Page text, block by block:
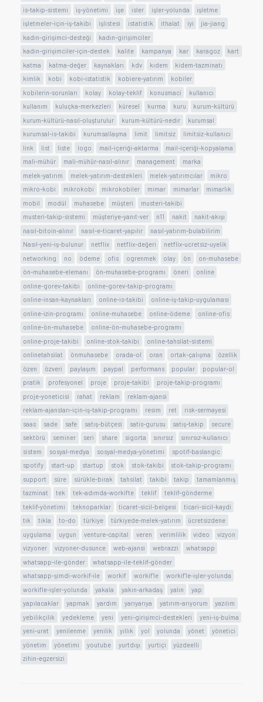
is-takip-sistemi
iş-yönetimi işe isler işler-yolunda
işletme
işletmeler-için-iş-takibi
işlistesi istatistik ithalat iyi
jia-jiang
kadın-girişimci-desteği
kadın-girişimciler
kadın-girişimciler-için-destek
kalite kampanya kar karagoz
kart
katma
katma-değer kaynakları kdv kıdem
kidem-tazminatı
kimlik
kobi kobi-istatistik kobiere-yatırım
kobiler
kobilerin-sorunları
kolay kolay-teklif konusmaci
kullanıcı
kullanım
kuluçka-merkezleri küresel kurma kuru
kurum-kültürü
kurum-kültürü-nasıl-oluşturulur
kurum-kültürü-nedir
kurumsal
kurumsal-is-takibi
kurumsallaşma limit limitsiz
limitsiz-kullanıcı
link
list liste logo mail-içeriği-aktarma
mail-içeriği-kopyalama
mali-mühür
mali-mühür-nasıl-alınır management
marka
melek-yatırım
melek-yatırım-destekleri melek-yatırımcılar
mikro
mikro-kobi
mikrokobi mikrokobiler mimar mimarlar
mimarlık
mobil
modül muhasebe müşteri
musteri-takibi
musteri-takip-sistemi
müşteriye-yanıt-ver n11 nakit
nakit-akışı
nasıl-bitoin-alınır
nasıl-e-ticaret-yapılır
nasıl-yatırım-bulabilirim
Nasıl-yeni-iş-bulunur
netflix netflix-değeri
netflix-ucretsiz-uyelik
networking
no ödeme ofis ogrenmek olay ön
on-muhasebe
ön-muhasebe-elemanı
ön-muhasebe-programı öneri
online
online-gorev-takibi
online-gorev-takip-programı
online-insan-kaynakları
online-is-takibi
online-iş-takip-uygulaması
online-izin-programı
online-muhasebe online-ödeme
online-ofis
online-ön-muhasebe
online-ön-muhasebe-programı
online-proje-takibi
online-stok-takibi
online-tahsilat-sistemi
onlinetahsilat
önmuhasebe orada-ol oran ortak-çalışma
özellik
özen
özveri paylaşım paypal performans popular
popular-ol
pratik
profesyonel proje proje-takibi
proje-takip-programı
proje-yoneticisi
rahat reklam
reklam-ajansi
reklam-ajansları-için-iş-takip-programı
resim ret
risk-sermayesi
saas
sade safe satış-bütçesi satis-gurusu satış-takip
secure
sektörü
seminer seri share sigorta sınırsız
sınırsız-kullanıcı
sistem
sosyal-medya sosyal-medya-yönetimi
spotif-baslangic
spotify
start-up startup stok stok-takibi
stok-takip-programı
support
süre sürükle-bırak tahsilat takibi takip
tamamlanmış
tazminat
tek tek-adımda-workifte teklif
teklif-gönderme
teklif-yönetimi
teknoparklar ticaret-sicil-belgesi
ticari-sicil-kaydi
tık
tıkla to-do türkiye türkiyede-melek-yatırım
ücretsizdene
uygulama
uygun venture-capital veren verimlilik video
vizyon
vizyoner
vizyoner-dusunce web-ajansi webrazzi
whatsapp
whatsapp-ile-gönder
whatsapp-ile-teklif-gönder
whatsapp-şimdi-workif-ile
workif workif'le
workif'le-işler-yolunda
workifle-işler-yolunda
yakala yakın-arkadaş yalın
yap
yapılacaklar
yapmak yardım yarıyarıya yatırım-arıyorum
yazılım
yebilikçilik
yedekleme yeni yeni-girişimci-destekleri
yeni-iş-bulma
yeni-uret
yenilenme yenilik yıllık yol yolunda yönet
yönetici
yönetim
yönetimi youtube yurtdışı yurtiçi
yüzdeelli
zihin-egzersizi